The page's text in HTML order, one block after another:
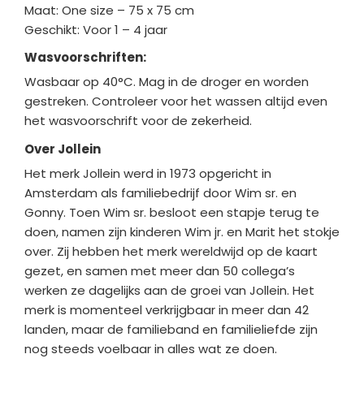
Maat: One size – 75 x 75 cm
Geschikt: Voor 1 – 4 jaar
Wasvoorschriften:
Wasbaar op 40°C. Mag in de droger en worden
gestreken. Controleer voor het wassen altijd even
het wasvoorschrift voor de zekerheid.
Over Jollein
Het merk Jollein werd in 1973 opgericht in
Amsterdam als familiebedrijf door Wim sr. en
Gonny. Toen Wim sr. besloot een stapje terug te
doen, namen zijn kinderen Wim jr. en Marit het stokje
over. Zij hebben het merk wereldwijd op de kaart
gezet, en samen met meer dan 50 collega’s
werken ze dagelijks aan de groei van Jollein. Het
merk is momenteel verkrijgbaar in meer dan 42
landen, maar de familieband en familieliefde zijn
nog steeds voelbaar in alles wat ze doen.